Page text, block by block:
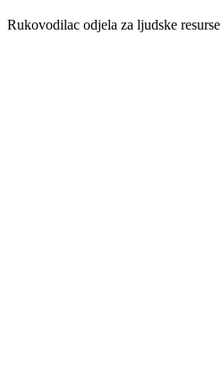
Rukovodilac odjela za ljudske resurse